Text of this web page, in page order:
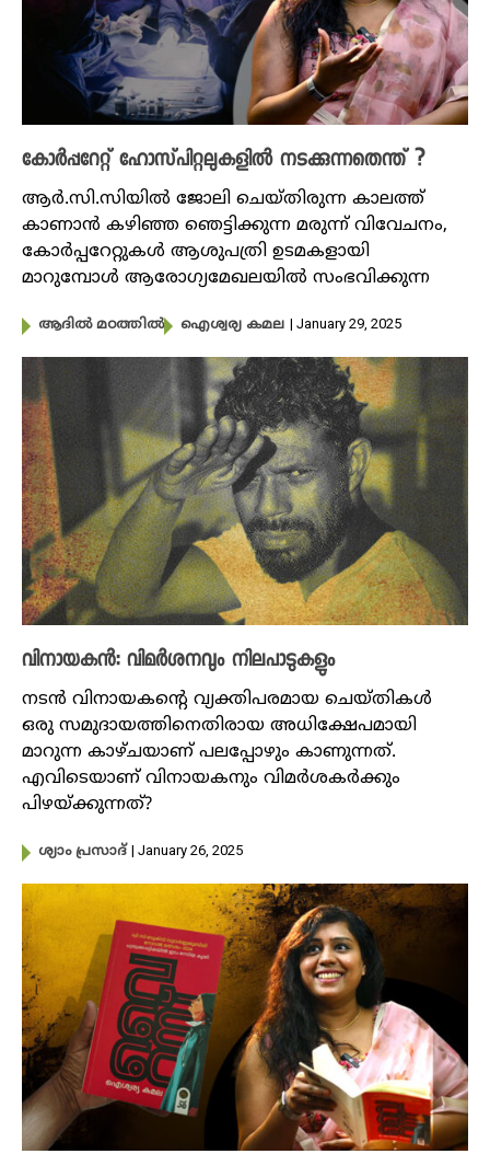
കോർപ്പറേറ്റ് ഹോസ്‌പിറ്റലുകളിൽ നടക്കുന്നതെന്ത് ?
ആർ.സി.സിയിൽ ജോലി ചെയ്തിരുന്ന കാലത്ത്
കാണാൻ കഴിഞ്ഞ ഞെട്ടിക്കുന്ന മരുന്ന് വിവേചനം,
കോർപ്പറേറ്റുകൾ ആശുപത്രി ഉടമകളായി
മാറുമ്പോൾ ആരോ​ഗ്യമേഖലയിൽ സംഭവിക്കുന്ന
ആദിൽ മഠത്തിൽ ഐശ്വര്യ കമല | January 29, 2025
വിനായകൻ: വിമർശനവും നിലപാടുകളും
നടൻ വിനായകന്റെ വ്യക്തിപരമായ ചെയ്തികൾ
ഒരു സമുദായത്തിനെതിരായ അധിക്ഷേപമായി
മാറുന്ന കാഴ്ചയാണ് പലപ്പോഴും കാണുന്നത്.
എവിടെയാണ് വിനായകനും വിമർശകർക്കും
പിഴയ്ക്കുന്നത്?
ശ്യാം പ്രസാദ് | January 26, 2025